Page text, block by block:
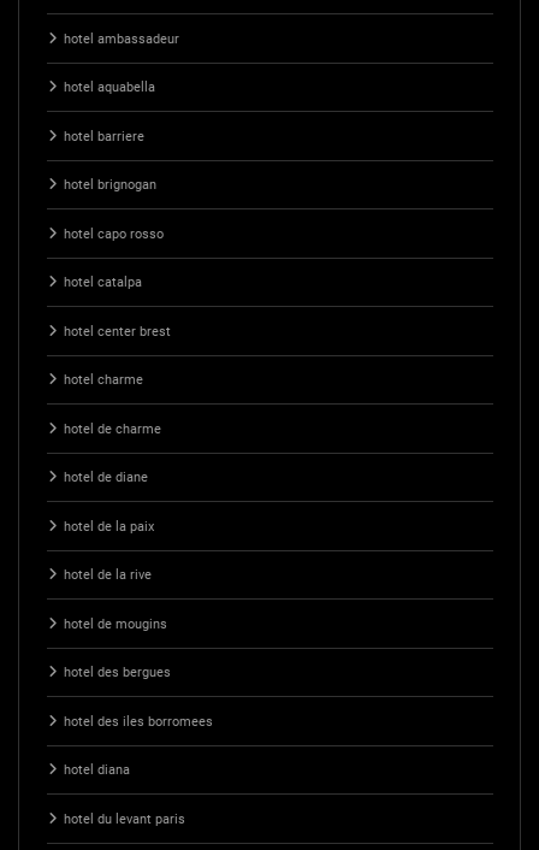
hotel ambassadeur
hotel aquabella
hotel barriere
hotel brignogan
hotel capo rosso
hotel catalpa
hotel center brest
hotel charme
hotel de charme
hotel de diane
hotel de la paix
hotel de la rive
hotel de mougins
hotel des bergues
hotel des iles borromees
hotel diana
hotel du levant paris